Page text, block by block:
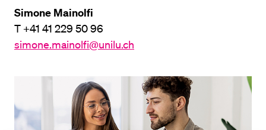
Simone Mainolfi
T +41 41 229 50 96
simone.mainolfi@unilu.ch